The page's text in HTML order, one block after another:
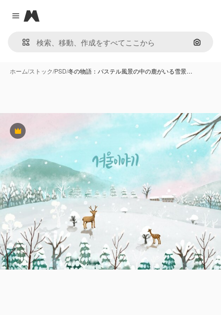
Close menu
Magnific
画像で
ホーム/ストック/PSD/冬の物語：パステル風景の中の鹿がいる雪景…
Premium